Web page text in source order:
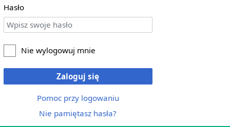
Hasło
Nie wylogowuj mnie
Zaloguj się
Pomoc przy logowaniu
Nie pamiętasz hasła?